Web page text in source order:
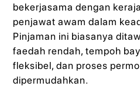
bekerjasama dengan
penjawat awam dalam
Pinjaman ini biasanya
faedah rendah, tempoh
fleksibel, dan proses
dipermudahkan.